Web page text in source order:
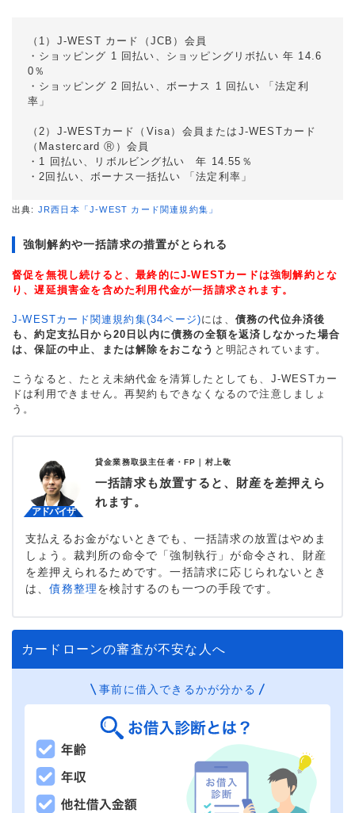
（1）J-WEST カード（JCB）会員
・ショッピング 1 回払い、ショッピングリボ払い 年 14.6
0％
・ショッピング 2 回払い、ボーナス 1 回払い 「法定利
率」
（2）J-WESTカード（Visa）会員またはJ-WESTカード
（Mastercard Ⓡ）会員
・1 回払い、リボルビング払い 年 14.55％
・2回払い、ボーナス一括払い 「法定利率」
出典: JR西日本「J-WEST カード関連規約集」
強制解約や一括請求の措置がとられる
督促を無視し続けると、最終的にJ-WESTカードは強制解約とな
り、遅延損害金を含めた利用代金が一括請求されます。
J-WESTカード関連規約集(34ページ)には、 債務の代位弁済後
も、約定支払日から20日以内に債務の全額を返済しなかった場合
は、保証の中止、または解除をおこなう と明記されています。
こうなると、たとえ未納代金を清算したとしても、J-WESTカー
ドは利用できません。再契約もできなくなるので注意しましょ
う。
貸金業務取扱主任者・FP｜ 村上敬
一括請求も放置すると、財産を差押えら
れます。
支払えるお金がないときでも、一括請求の放置はやめま
しょう。裁判所の命令で「強制執行」が命令され、財産
を差押えられるためです。一括請求に応じられないとき
は、債務整理を検討するのも一つの手段です。
カードローンの審査が不安な人へ
事前に借入できるかが分かる